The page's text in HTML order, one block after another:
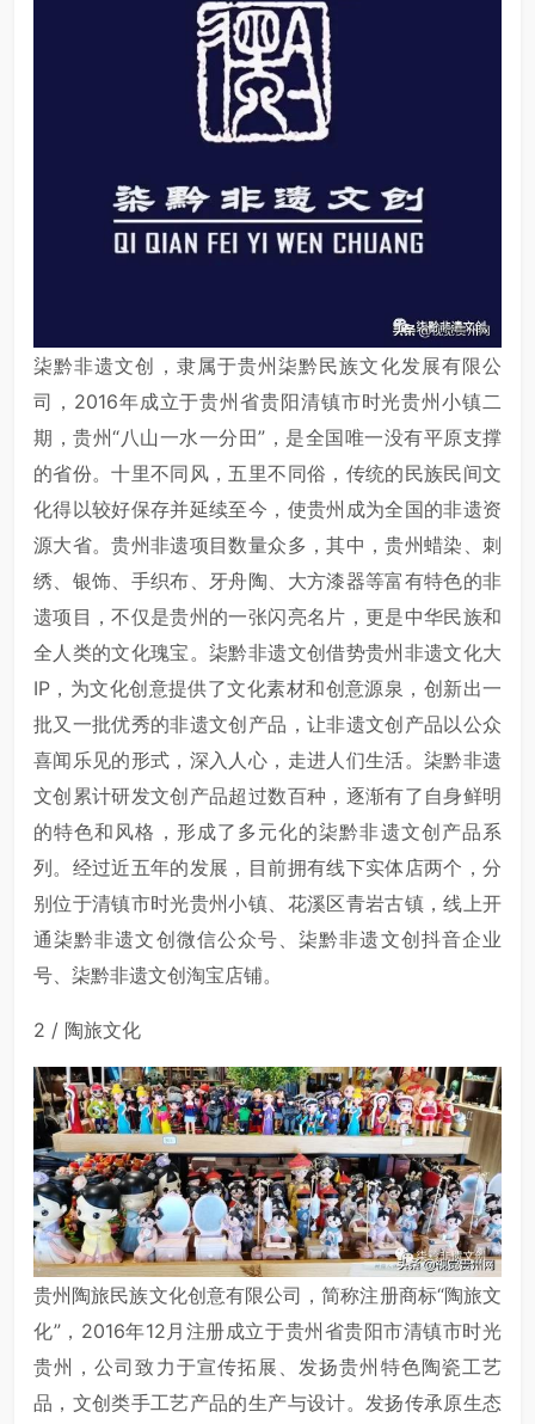
柒黔非遗文创，隶属于贵州柒黔民族文化发展有限公
司，2016年成立于贵州省贵阳清镇市时光贵州小镇二
期，贵州“八山一水一分田”，是全国唯一没有平原支撑
的省份。十里不同风，五里不同俗，传统的民族民间文
化得以较好保存并延续至今，使贵州成为全国的非遗资
源大省。贵州非遗项目数量众多，其中，贵州蜡染、刺
绣、银饰、手织布、牙舟陶、大方漆器等富有特色的非
遗项目，不仅是贵州的一张闪亮名片，更是中华民族和
全人类的文化瑰宝。柒黔非遗文创借势贵州非遗文化大
IP，为文化创意提供了文化素材和创意源泉，创新出一
批又一批优秀的非遗文创产品，让非遗文创产品以公众
喜闻乐见的形式，深入人心，走进人们生活。柒黔非遗
文创累计研发文创产品超过数百种，逐渐有了自身鲜明
的特色和风格，形成了多元化的柒黔非遗文创产品系
列。经过近五年的发展，目前拥有线下实体店两个，分
别位于清镇市时光贵州小镇、花溪区青岩古镇，线上开
通柒黔非遗文创微信公众号、柒黔非遗文创抖音企业
号、柒黔非遗文创淘宝店铺。
2 / 陶旅文化
贵州陶旅民族文化创意有限公司，简称注册商标“陶旅文
化”，2016年12月注册成立于贵州省贵阳市清镇市时光
贵州，公司致力于宣传拓展、发扬贵州特色陶瓷工艺
品，文创类手工艺产品的生产与设计。发扬传承原生态